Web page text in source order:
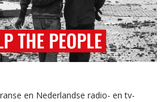
en Nederlandse radio- en tv-